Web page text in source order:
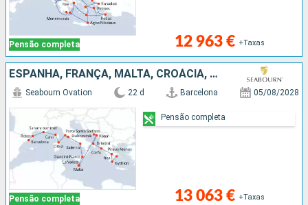
Pensão completa 12 963 € +Taxas
ESPANHA, FRANÇA, MALTA, CROÁCIA, MONTENEGRO, ITÁLIA, GRÉCIA
Pensão completa
Seabourn Ovation 22 d Barcelona 05/08/2028
13 063 € +Taxas
Pensão completa